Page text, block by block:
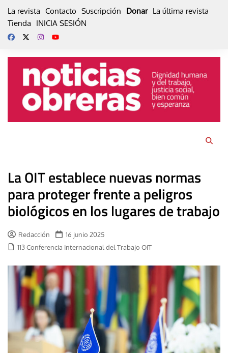
La revista Contacto Suscripción Donar La última revista
Tienda
INICIA SESIÓN
La OIT establece nuevas normas
para proteger frente a peligros
biológicos en los lugares de trabajo
Redacción
16 junio 2025
113 Conferencia Internacional del Trabajo OIT